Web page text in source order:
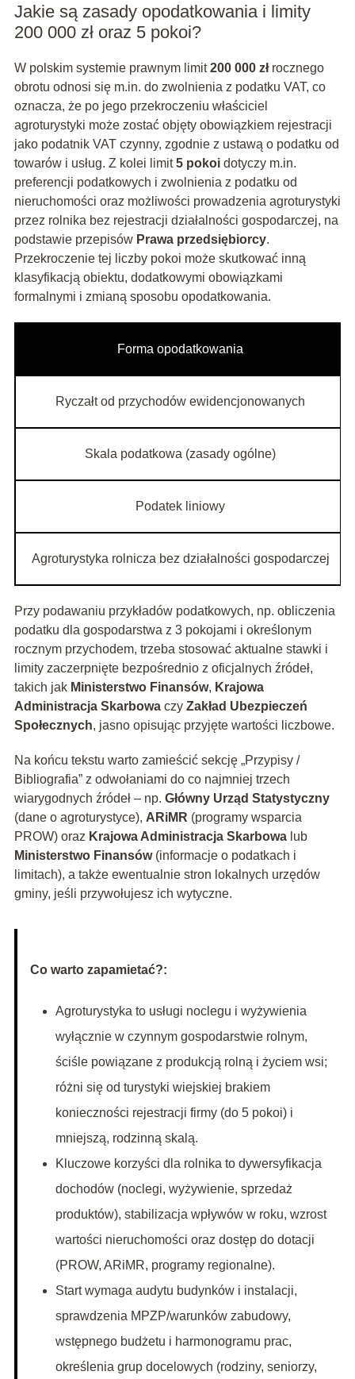
Jakie są zasady opodatkowania i limity
200 000 zł oraz 5 pokoi?
W polskim systemie prawnym limit200 000 złrocznego
obrotu odnosi się m.in. do zwolnienia z podatku VAT, co
oznacza, że po jego przekroczeniu właściciel
agroturystyki może zostać objęty obowiązkiem rejestracji
jako podatnik VAT czynny, zgodnie z ustawą o podatku od
towarów i usług. Z kolei limit5 pokoidotyczy m.in.
preferencji podatkowych i zwolnienia z podatku od
nieruchomości oraz możliwości prowadzenia agroturystyki
przez rolnika bez rejestracji działalności gospodarczej, na
podstawie przepisów Prawa przedsiębiorcy.
Przekroczenie tej liczby pokoi może skutkować inną
klasyfikacją obiektu, dodatkowymi obowiązkami
formalnymi i zmianą sposobu opodatkowania.
Forma opodatkowania
Ryczałt od przychodów ewidencjonowanych
Skala podatkowa (zasady ogólne)
Podatek liniowy
Agroturystyka rolnicza bez działalności gospodarczej
Przy podawaniu przykładów podatkowych, np. obliczenia
podatku dla gospodarstwa z 3 pokojami i określonym
rocznym przychodem, trzeba stosować aktualne stawki i
limity zaczerpnięte bezpośrednio z oficjalnych źródeł,
takich jak Ministerstwo Finansów, Krajowa
Administracja Skarbowaczy Zakład Ubezpieczeń
Społecznych, jasno opisując przyjęte wartości liczbowe.
Na końcu tekstu warto zamieścić sekcję „Przypisy /
Bibliografia” z odwołaniami do co najmniej trzech
wiarygodnych źródeł – np. Główny Urząd Statystyczny
(dane o agroturystyce), ARiMR (programy wsparcia
PROW) oraz Krajowa Administracja Skarbowalub
Ministerstwo Finansów(informacje o podatkach i
limitach), a także ewentualnie stron lokalnych urzędów
gminy, jeśli przywołujesz ich wytyczne.
Co warto zapamietać?:
Agroturystyka to usługi noclegu i wyżywienia
wyłącznie w czynnym gospodarstwie rolnym,
ściśle powiązane z produkcją rolną i życiem wsi;
różni się od turystyki wiejskiej brakiem
konieczności rejestracji firmy (do 5 pokoi) i
mniejszą, rodzinną skalą.
Kluczowe korzyści dla rolnika to dywersyfikacja
dochodów (noclegi, wyżywienie, sprzedaż
produktów), stabilizacja wpływów w roku, wzrost
wartości nieruchomości oraz dostęp do dotacji
(PROW, ARiMR, programy regionalne).
Start wymaga audytu budynków i instalacji,
sprawdzenia MPZP/warunków zabudowy,
wstępnego budżetu i harmonogramu prac,
określenia grup docelowych (rodziny, seniorzy,